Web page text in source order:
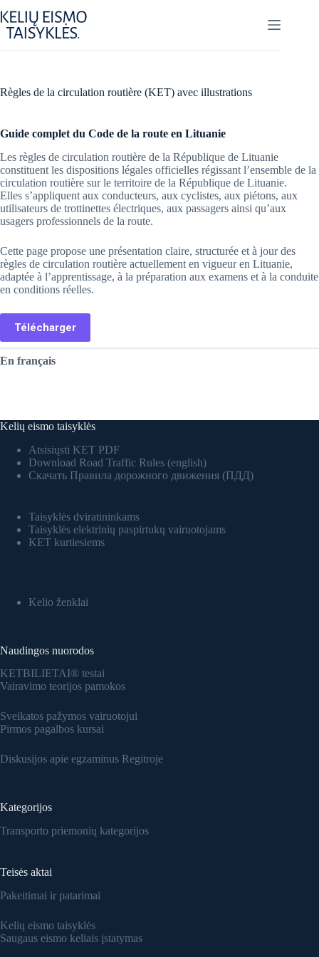
to
content
Règles de la circulation routière (KET) avec illustrations
Guide complet du Code de la route en Lituanie
Les règles de circulation routière de la République de Lituanie
constituent les dispositions légales officielles régissant l’ensemble de la
circulation routière sur le territoire de la République de Lituanie.
Elles s’appliquent aux conducteurs, aux cyclistes, aux piétons, aux
utilisateurs de trottinettes électriques, aux passagers ainsi qu’aux
usagers professionnels de la route.
Cette page propose une présentation claire, structurée et à jour des
règles de circulation routière actuellement en vigueur en Lituanie,
adaptée à l’apprentissage, à la préparation aux examens et à la conduite
en conditions réelles.
Télécharger
En français
Kelių eismo taisyklės
Atsisiųsti KET PDF
Download Road Traffic Rules (english)
Скачать Правила дорожного движения (ПДД)
Taisyklės dviratininkams
Taisyklės elektrinių paspirtukų vairuotojams
KET kurtiesiems
Kelio ženklai
Naudingos nuorodos
KETBILIETAI® testai
Vairavimo teorijos pamokos
Sveikatos pažymos vairuotojui
Pirmos pagalbos kursai
Diskusijos apie egzaminus Regitroje
Kategorijos
Transporto priemonių kategorijos
Teisės aktai
Pakeitimai ir patarimai
Kelių eismo taisyklės
Saugaus eismo keliais įstatymas